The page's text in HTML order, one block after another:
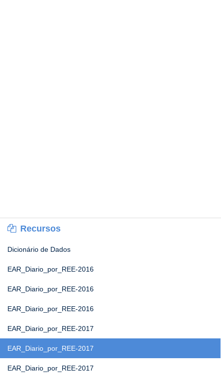
Recursos
Dicionário de Dados
EAR_Diario_por_REE-2016
EAR_Diario_por_REE-2016
EAR_Diario_por_REE-2016
EAR_Diario_por_REE-2017
EAR_Diario_por_REE-2017
EAR_Diario_por_REE-2017